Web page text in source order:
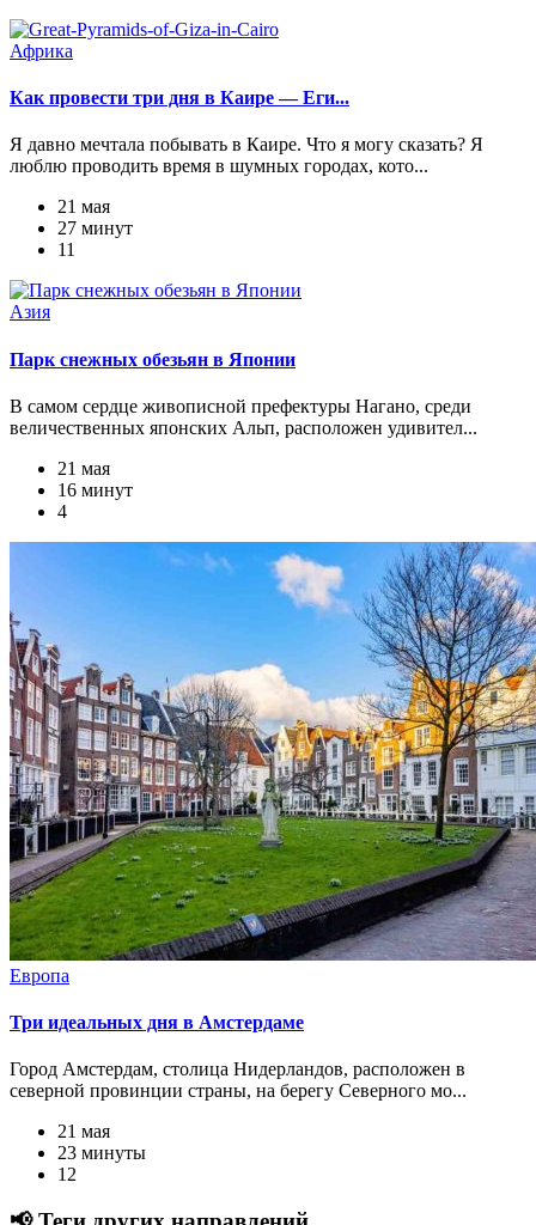
Африка
Как провести три дня в Каире — Еги...
Я давно мечтала побывать в Каире. Что я могу сказать? Я
люблю проводить время в шумных городах, кото...
21 мая
27 минут
11
Азия
Парк снежных обезьян в Японии
В самом сердце живописной префектуры Нагано, среди
величественных японских Альп, расположен удивител...
21 мая
16 минут
4
Европа
Три идеальных дня в Амстердаме
Город Амстердам, столица Нидерландов, расположен в
северной провинции страны, на берегу Северного мо...
21 мая
23 минуты
12